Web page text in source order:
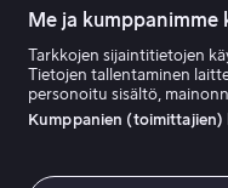
Me ja
Tarkkojen sijaintitietojen
Tietojen tallentaminen
personoitu sisältö,
Kumppanien (toimittajien)